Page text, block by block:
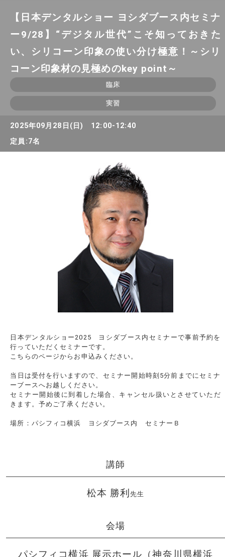
【日本デンタルショー ヨシダブース内セミナ
ー9/28】“デジタル世代”こそ知っておきた
い、シリコーン印象の使い分け極意！～シリ
コーン印象材の見極めのkey point～
臨床
実習
2025年09月28日(日) 12:00-12:40
定員:7名
日本デンタルショー2025 ヨシダブース内セミナーで事前予約を
行っていただくセミナーです。
こちらのページからお申込みください。
当日は受付を行いますので、セミナー開始時刻5分前までにセミナ
ーブースへお越しください。
セミナー開始後に到着した場合、キャンセル扱いとさせていただ
きます。予めご了承ください。
場所：パシフィコ横浜 ヨシダブース内 セミナーＢ
講師
松本 勝利先生
会場
パシフィコ横浜 展示ホール（神奈川県横浜